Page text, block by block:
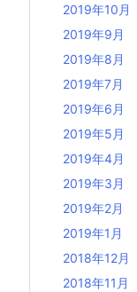
2019年10月
2019年9月
2019年8月
2019年7月
2019年6月
2019年5月
2019年4月
2019年3月
2019年2月
2019年1月
2018年12月
2018年11月